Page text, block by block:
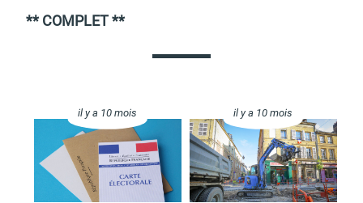
Demande de panneaux
électroniques
Offres d'emploi
il y a 10 mois
** COMPLET **
il y a 10 mois